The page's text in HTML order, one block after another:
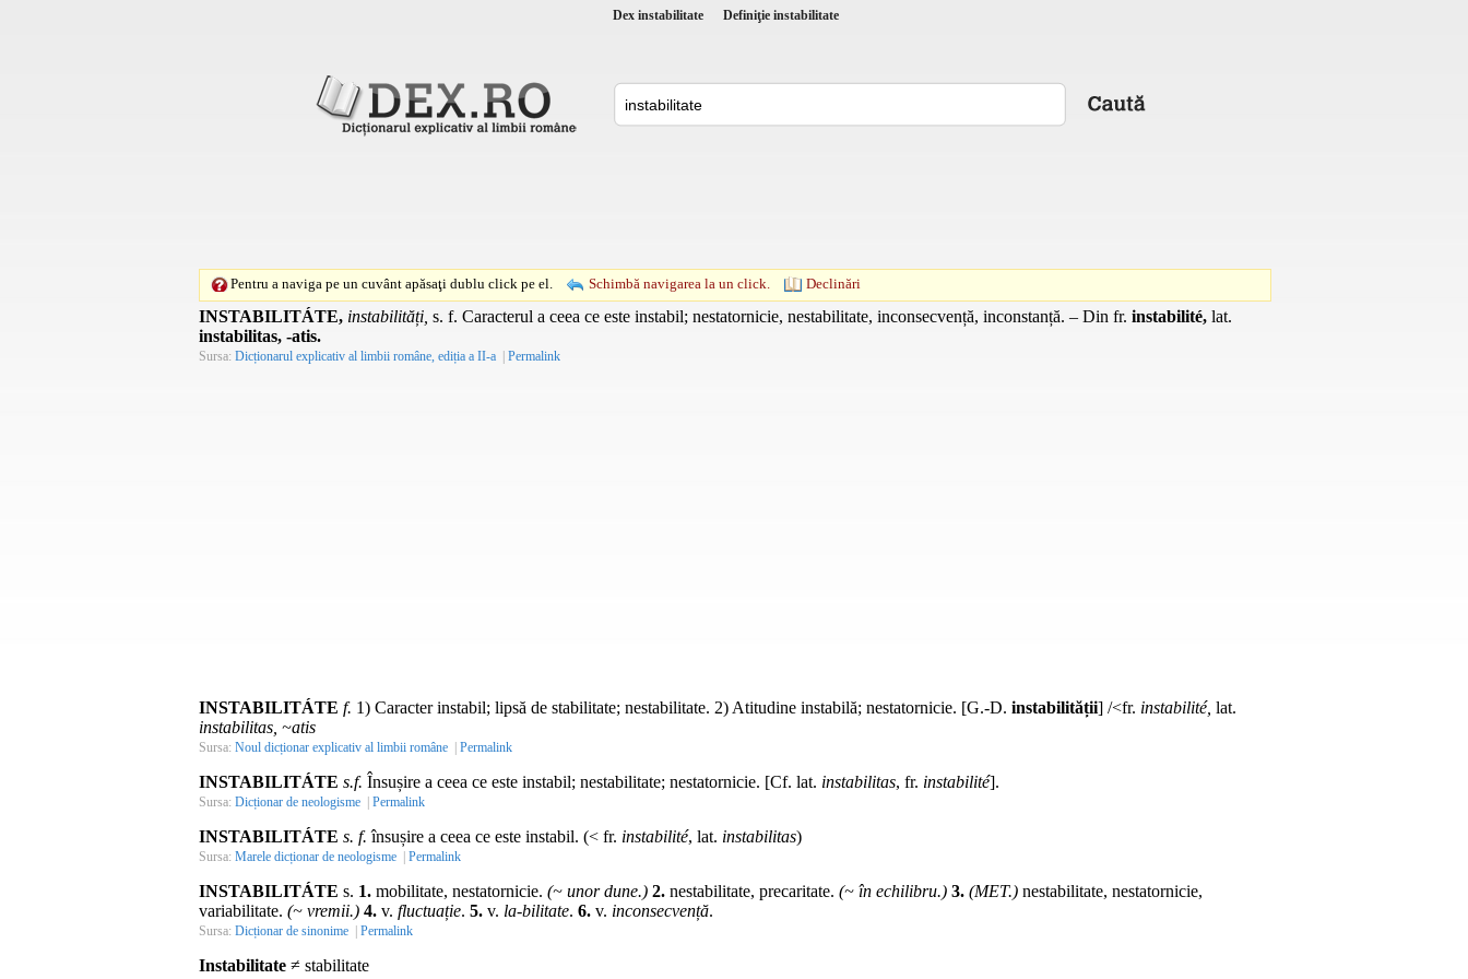
Dex instabilitate Definiţie instabilitate
Pentru a naviga pe un cuvânt apăsaţi dublu click pe el. Schimbă navigarea la un click. Declinări
INSTABILITÁTE, instabilități, s. f. Caracterul a ceea ce este instabil; nestatornicie, nestabilitate, inconsecvență, inconstanță. – Din fr. instabilité, lat.
instabilitas, -atis.
Sursa: Dicționarul explicativ al limbii române, ediția a II-a | Permalink
INSTABILITÁTE f. 1) Caracter instabil; lipsă de stabilitate; nestabilitate. 2) Atitudine instabilă; nestatornicie. [G.-D. instabilității] /<fr. instabilité, lat.
instabilitas, ~atis
Sursa: Noul dicționar explicativ al limbii române | Permalink
INSTABILITÁTE s.f. Însușire a ceea ce este instabil; nestabilitate; nestatornicie. [Cf. lat. instabilitas, fr. instabilité].
Sursa: Dicționar de neologisme | Permalink
INSTABILITÁTE s. f. însușire a ceea ce este instabil. (< fr. instabilité, lat. instabilitas)
Sursa: Marele dicționar de neologisme | Permalink
INSTABILITÁTE s. 1. mobilitate, nestatornicie. (~ unor dune.) 2. nestabilitate, precaritate. (~ în echilibru.) 3. (MET.) nestabilitate, nestatornicie,
variabilitate. (~ vremii.) 4. v. fluctuație. 5. v. la-bilitate. 6. v. inconsecvență.
Sursa: Dicționar de sinonime | Permalink
Instabilitate ≠ stabilitate